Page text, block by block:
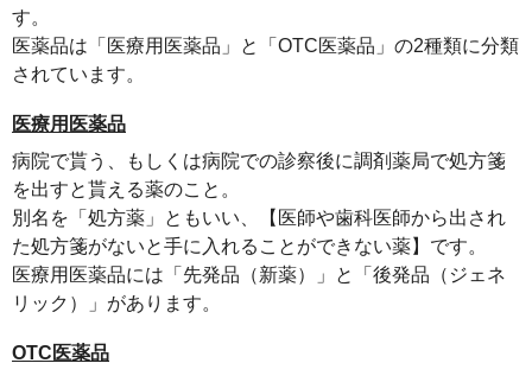
す。
医薬品は「医療用医薬品」と「OTC医薬品」の2種類に分類
されています。
医療用医薬品
病院で貰う、もしくは病院での診察後に調剤薬局で処方箋
を出すと貰える薬のこと。
別名を「処方薬」ともいい、【医師や歯科医師から出され
た処方箋がないと手に入れることができない薬】です。
医療用医薬品には「先発品（新薬）」と「後発品（ジェネ
リック）」があります。
OTC医薬品